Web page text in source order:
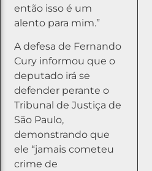
então isso é um
alento para mim.”
A defesa de Fernando
Cury informou que o
deputado irá se
defender perante o
Tribunal de Justiça de
São Paulo,
demonstrando que
ele “jamais cometeu
crime de